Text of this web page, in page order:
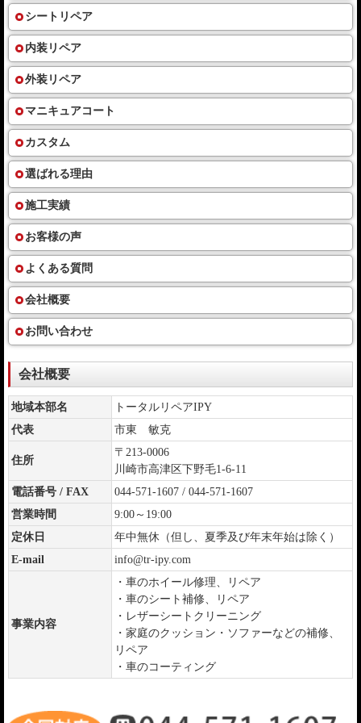
シートリペア
内装リペア
外装リペア
マニキュアコート
カスタム
選ばれる理由
施工実績
お客様の声
よくある質問
会社概要
お問い合わせ
会社概要
地域本部名
トータルリペアIPY
代表
市東 敏克
住所
〒213-0006
川崎市高津区下野毛1-6-11
電話番号 / FAX
044-571-1607 / 044-571-1607
営業時間
9:00～19:00
定休日
年中無休（但し、夏季及び年末年始は除く）
E-mail
info@tr-ipy.com
事業内容
・車のホイール修理、リペア
・車のシート補修、リペア
・レザーシートクリーニング
・家庭のクッション・ソファーなどの補修、
リペア
・車のコーティング